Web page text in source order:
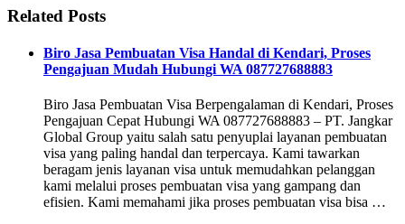
Related Posts
Biro Jasa Pembuatan Visa Handal di Kendari, Proses
Pengajuan Mudah Hubungi WA 087727688883
Biro Jasa Pembuatan Visa Berpengalaman di Kendari, Proses
Pengajuan Cepat Hubungi WA 087727688883 – PT. Jangkar
Global Group yaitu salah satu penyuplai layanan pembuatan
visa yang paling handal dan terpercaya. Kami tawarkan
beragam jenis layanan visa untuk memudahkan pelanggan
kami melalui proses pembuatan visa yang gampang dan
efisien. Kami memahami jika proses pembuatan visa bisa …